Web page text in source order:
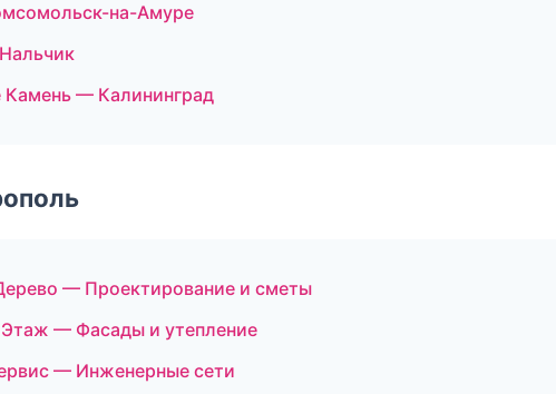
на-Амуре
— Калининград
— Проектирование и сметы
— Фасады и утепление
— Инженерные сети